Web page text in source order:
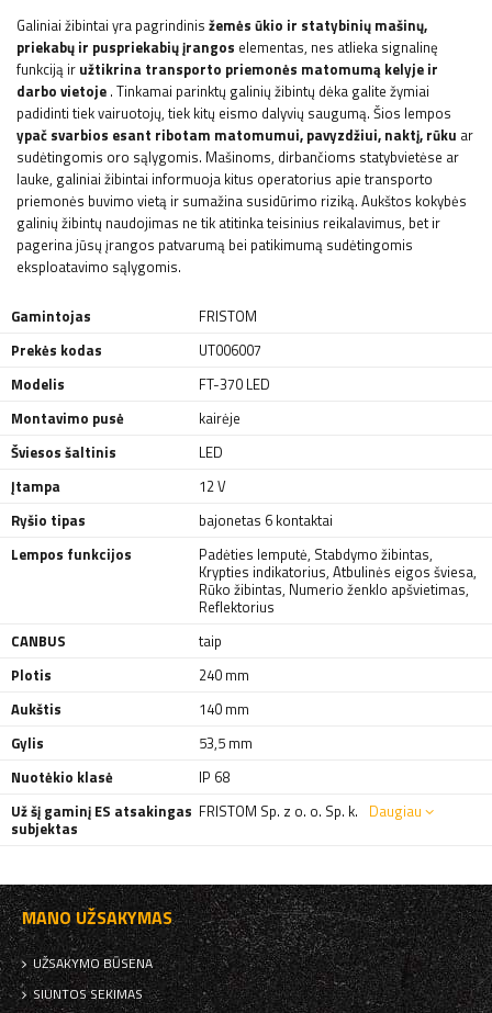
Galiniai žibintai yra pagrindinis žemės ūkio ir statybinių mašinų,
priekabų ir puspriekabių įrangos elementas, nes atlieka signalinę
funkciją ir užtikrina transporto priemonės matomumą kelyje ir
darbo vietoje . Tinkamai parinktų galinių žibintų dėka galite žymiai
padidinti tiek vairuotojų, tiek kitų eismo dalyvių saugumą. Šios lempos
ypač svarbios esant ribotam matomumui, pavyzdžiui, naktį, rūku ar
sudėtingomis oro sąlygomis. Mašinoms, dirbančioms statybvietėse ar
lauke, galiniai žibintai informuoja kitus operatorius apie transporto
priemonės buvimo vietą ir sumažina susidūrimo riziką. Aukštos kokybės
galinių žibintų naudojimas ne tik atitinka teisinius reikalavimus, bet ir
pagerina jūsų įrangos patvarumą bei patikimumą sudėtingomis
eksploatavimo sąlygomis.
Gamintojas
FRISTOM
Prekės kodas
UT006007
Modelis
FT-370 LED
Montavimo pusė
kairėje
Šviesos šaltinis
LED
Įtampa
12 V
Ryšio tipas
bajonetas 6 kontaktai
Lempos funkcijos
Padėties lemputė, Stabdymo žibintas,
Krypties indikatorius,Atbulinės eigos šviesa,
Rūko žibintas, Numerio ženklo apšvietimas,
Reflektorius
CANBUS
taip
Plotis
240 mm
Aukštis
140 mm
Gylis
53,5 mm
Nuotėkio klasė
IP 68
Už šį gaminį ES atsakingas
subjektas
FRISTOM Sp. z o. o. Sp. k. Daugiau
MANO UŽSAKYMAS
UŽSAKYMO BŪSENA
SIUNTOS SEKIMAS